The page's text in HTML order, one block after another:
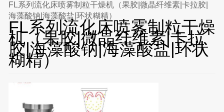
FL系列流化床喷雾制粒干燥机（果胶|微晶纤维素|卡拉胶|
海藻酸钠|海藻酸盐|环状糊精）
FL系列流化床喷雾制粒干燥
机（果胶|微晶纤维素|卡拉
胶|海藻酸钠|海藻酸盐|环状
糊精）